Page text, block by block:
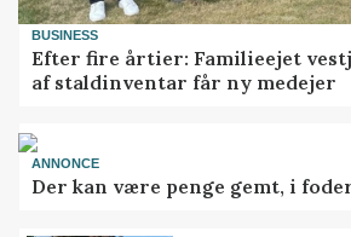
BUSINESS
Efter fire årtier: Familieejet
af staldinventar får ny medejer
ANNONCE
Der kan være penge gemt, i